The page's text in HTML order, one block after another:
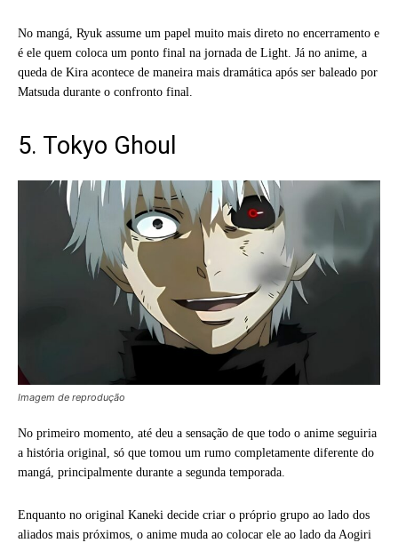
No mangá, Ryuk assume um papel muito mais direto no encerramento e
é ele quem coloca um ponto final na jornada de Light. Já no anime, a
queda de Kira acontece de maneira mais dramática após ser baleado por
Matsuda durante o confronto final.
5. Tokyo Ghoul
Imagem de reprodução
No primeiro momento, até deu a sensação de que todo o anime seguiria
a história original, só que tomou um rumo completamente diferente do
mangá, principalmente durante a segunda temporada.
Enquanto no original Kaneki decide criar o próprio grupo ao lado dos
aliados mais próximos, o anime muda ao colocar ele ao lado da Aogiri